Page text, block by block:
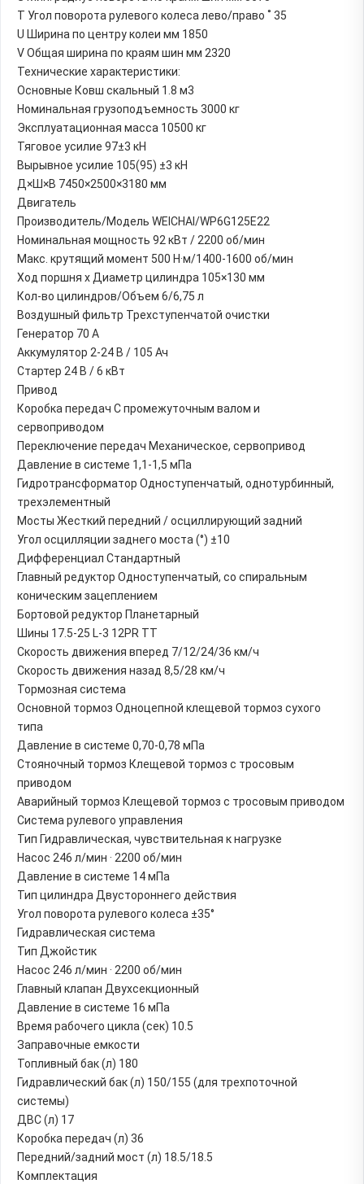
T Угол поворота рулевого колеса лево/право ˚ 35
U Ширина по центру колеи мм 1850
V Общая ширина по краям шин мм 2320
Технические характеристики:
Основные Ковш скальный 1.8 м3
Номинальная грузоподъемность 3000 кг
Эксплуатационная масса 10500 кг
Тяговое усилие 97±3 кН
Вырывное усилие 105(95) ±3 кН
Д×Ш×В 7450×2500×3180 мм
Двигатель
Производитель/Модель WEICHAI/WP6G125E22
Номинальная мощность 92 кВт / 2200 об/мин
Макс. крутящий момент 500 Н·м/1400-1600 об/мин
Ход поршня х Диаметр цилиндра 105×130 мм
Кол-во цилиндров/Объем 6/6,75 л
Воздушный фильтр Трехступенчатой очистки
Генератор 70 А
Аккумулятор 2-24 В / 105 Ач
Стартер 24 В / 6 кВт
Привод
Коробка передач С промежуточным валом и
сервоприводом
Переключение передач Механическое, сервопривод
Давление в системе 1,1-1,5 мПа
Гидротрансформатор Одноступенчатый, однотурбинный,
трехэлементный
Мосты Жесткий передний / осциллирующий задний
Угол осцилляции заднего моста (°) ±10
Дифференциал Стандартный
Главный редуктор Одноступенчатый, со спиральным
коническим зацеплением
Бортовой редуктор Планетарный
Шины 17.5-25 L-3 12PR TT
Скорость движения вперед 7/12/24/36 км/ч
Скорость движения назад 8,5/28 км/ч
Тормозная система
Основной тормоз Одноцепной клещевой тормоз сухого
типа
Давление в системе 0,70-0,78 мПа
Стояночный тормоз Клещевой тормоз с тросовым
приводом
Аварийный тормоз Клещевой тормоз с тросовым приводом
Система рулевого управления
Тип Гидравлическая, чувствительная к нагрузке
Насос 246 л/мин · 2200 об/мин
Давление в системе 14 мПа
Тип цилиндра Двустороннего действия
Угол поворота рулевого колеса ±35°
Гидравлическая система
Тип Джойстик
Насос 246 л/мин · 2200 об/мин
Главный клапан Двухсекционный
Давление в системе 16 мПа
Время рабочего цикла (сек) 10.5
Заправочные емкости
Топливный бак (л) 180
Гидравлический бак (л) 150/155 (для трехпоточной
системы)
ДВС (л) 17
Коробка передач (л) 36
Передний/задний мост (л) 18.5/18.5
Комплектация